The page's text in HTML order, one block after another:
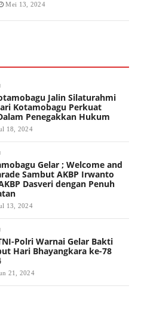
Mei 13, 2024
Jalin Silaturahmi
Kotamobagu Perkuat
Penegakkan Hukum
18, 2024
Gelar ; Welcome and
Sambut AKBP Irwanto
Dasveri dengan Penuh
13, 2024
Polri Warnai Gelar Bakti
Hari Bhayangkara ke-78
21, 2024